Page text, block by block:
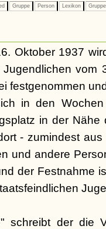
Gruppe Person Lexikon
Oktober 1937
Jugendlichen vom
festgenommen
in den
in der Nähe
- zumindest
und andere
der Festnahme
schreibt der die